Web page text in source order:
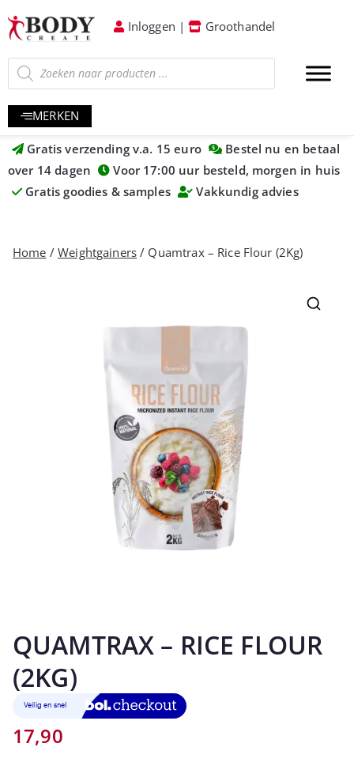
Inloggen | Groothandel
MERKEN
Gratis verzending v.a. 15 euro
Bestel nu en betaal
over 14 dagen
Voor 17:00 uur besteld, morgen in huis
Gratis goodies & samples
Vakkundig advies
Home /Weightgainers / Quamtrax – Rice Flour (2Kg)
QUAMTRAX – RICE FLOUR
(2KG)
17,90